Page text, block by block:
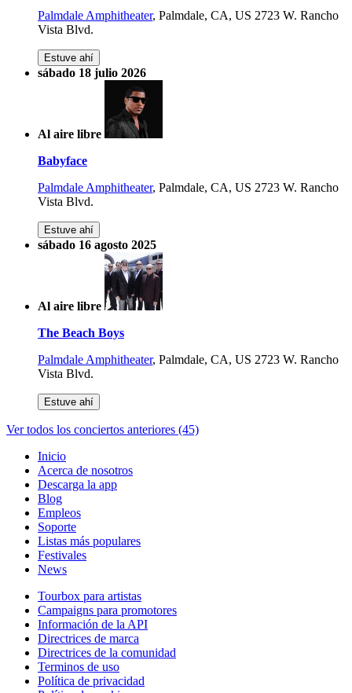
Palmdale Amphitheater, Palmdale, CA, US 2723 W. Rancho
Vista Blvd.
Estuve ahí
sábado 18 julio 2026
Al aire libre
Babyface
Palmdale Amphitheater, Palmdale, CA, US 2723 W. Rancho
Vista Blvd.
Estuve ahí
sábado 16 agosto 2025
Al aire libre
The Beach Boys
Palmdale Amphitheater, Palmdale, CA, US 2723 W. Rancho
Vista Blvd.
Estuve ahí
Ver todos los conciertos anteriores (45)
Inicio
Acerca de nosotros
Descarga la app
Blog
Empleos
Soporte
Listas más populares
Festivales
News
Tourbox para artistas
Campaigns para promotores
Información de la API
Directrices de marca
Directrices de la comunidad
Terminos de uso
Política de privacidad